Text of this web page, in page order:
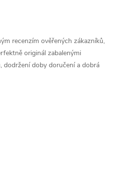
recenzím ověřených zákazníků,
originál zabalenými
dodržení doby doručení a dobrá